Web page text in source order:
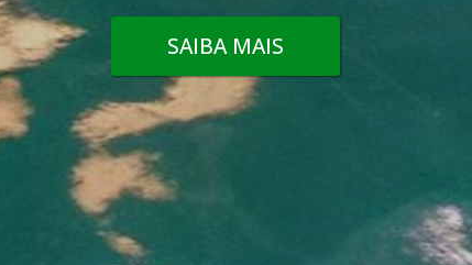
SAIBA MAIS